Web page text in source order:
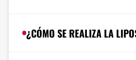
¿CÓMO SE REALIZA LA